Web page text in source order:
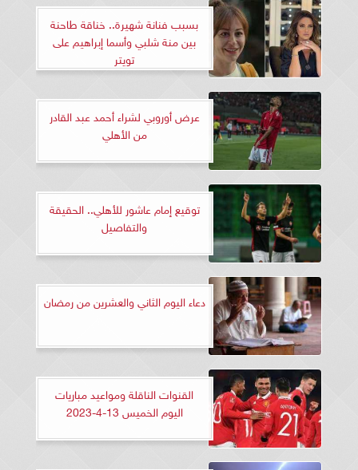
بسبب فنانة شهيرة.. خناقة طاحنة
بين منة شلبي وأسما إبراهيم على
تويتر
عرض أوروبي لشراء أحمد عبد القادر
من الأهلي
توقيع إمام عاشور للأهلي.. الحقيقة
والتفاصيل
دعاء اليوم الثاني والعشرين من رمضان
القنوات الناقلة ومواعيد مباريات
اليوم الخميس 13-4-2023